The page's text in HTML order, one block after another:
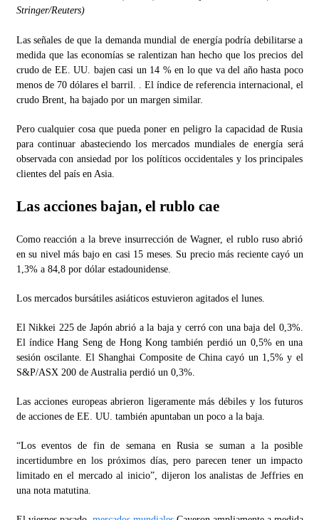
Stringer/Reuters)
Las señales de que la demanda mundial de energía podría debilitarse a
medida que las economías se ralentizan han hecho que los precios del
crudo de EE. UU. bajen casi un 14 % en lo que va del año hasta poco
menos de 70 dólares el barril. . El índice de referencia internacional, el
crudo Brent, ha bajado por un margen similar.
Pero cualquier cosa que pueda poner en peligro la capacidad de Rusia
para continuar abasteciendo los mercados mundiales de energía será
observada con ansiedad por los políticos occidentales y los principales
clientes del país en Asia.
Las acciones bajan, el rublo cae
Como reacción a la breve insurrección de Wagner, el rublo ruso abrió
en su nivel más bajo en casi 15 meses. Su precio más reciente cayó un
1,3% a 84,8 por dólar estadounidense.
Los mercados bursátiles asiáticos estuvieron agitados el lunes.
El Nikkei 225 de Japón abrió a la baja y cerró con una baja del 0,3%.
El índice Hang Seng de Hong Kong también perdió un 0,5% en una
sesión oscilante. El Shanghai Composite de China cayó un 1,5% y el
S&P/ASX 200 de Australia perdió un 0,3%.
Las acciones europeas abrieron ligeramente más débiles y los futuros
de acciones de EE. UU. también apuntaban un poco a la baja.
“Los eventos de fin de semana en Rusia se suman a la posible
incertidumbre en los próximos días, pero parecen tener un impacto
limitado en el mercado al inicio”, dijeron los analistas de Jeffries en
una nota matutina.